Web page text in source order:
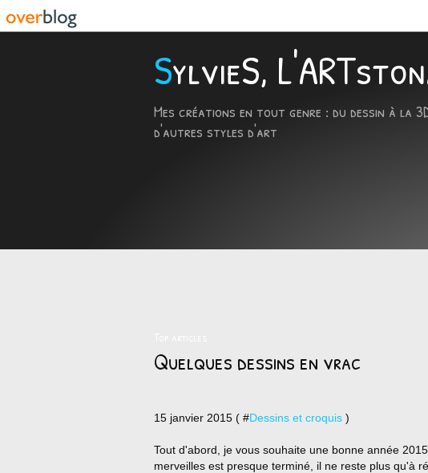
SylvieS,
Mes créations en tout genre : du dessin à la
d'autres styles d'art
Quelques dessins en vrac
15 janvier 2015 ( #Dessins et croquis )
Tout d'abord, je vous souhaite une bonne année
merveilles est presque terminé, il ne reste plus qu'à